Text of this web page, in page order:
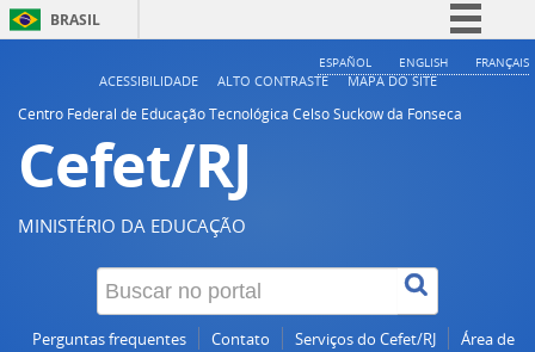
BRASIL
Simplifique!
ESPAÑOL ENGLISH FRANÇAIS
ACESSIBILIDADE ALTO CONTRASTE
MAPA DO SITE
Centro Federal de Educação Tecnológica Celso Suckow da Fonseca
Cefet/RJ
MINISTÉRIO DA EDUCAÇÃO
Perguntas frequentes Contato Serviços do Cefet/RJ
Área de